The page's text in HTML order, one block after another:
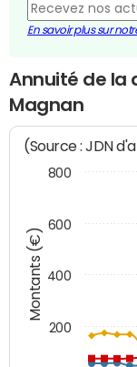
En savoir plus sur
Annuité de la
Magnan
Montants (€)
(Source : JDN
200
400
600
800